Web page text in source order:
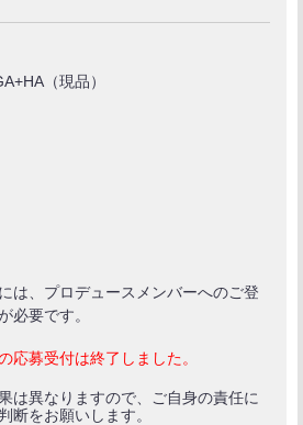
（現品）
は、プロデュースメンバーへのご登
必要です。
応募受付は終了しました。
は異なりますので、ご自身の責任に
断をお願いします。